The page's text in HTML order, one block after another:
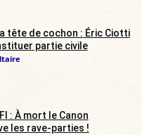
tête de cochon : Éric Ciotti
partie civile
: À mort le Canon
les rave-parties !